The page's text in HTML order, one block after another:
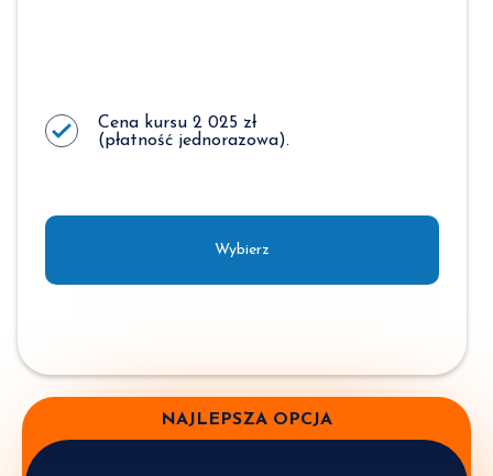
Cena kursu 2 025 zł
(płatność jednorazowa).
Wybierz
NAJLEPSZA OPCJA